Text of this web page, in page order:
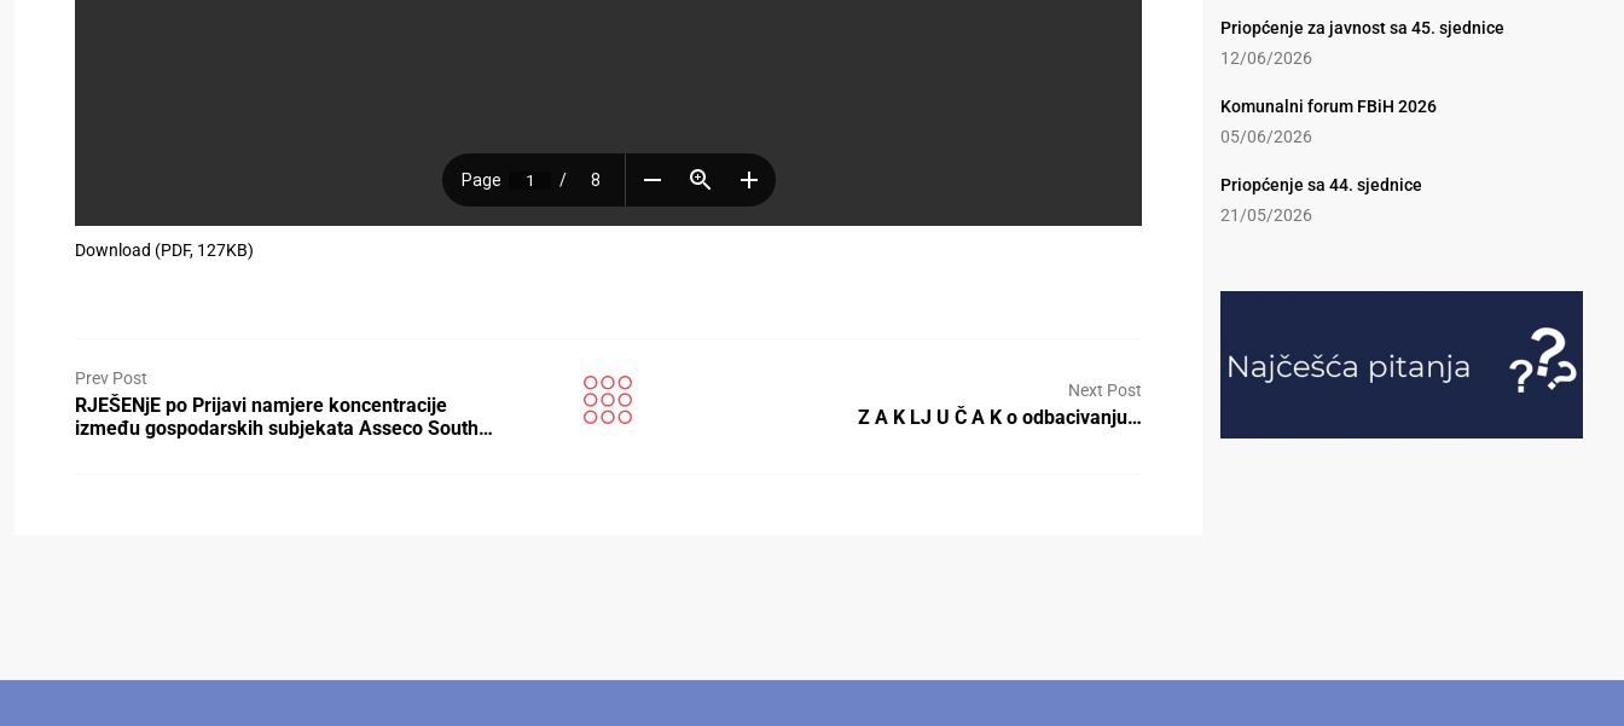
Download (PDF, 127KB)
Prev Post
RJEŠENjE po Prijavi namjere koncentracije
između gospodarskih subjekata Asseco South…
Next Post
Z A K LJ U Č A K o odbacivanju…
Priopćenje za javnost sa 45. sjednice
12/06/2026
Komunalni forum FBiH 2026
05/06/2026
Priopćenje sa 44. sjednice
21/05/2026